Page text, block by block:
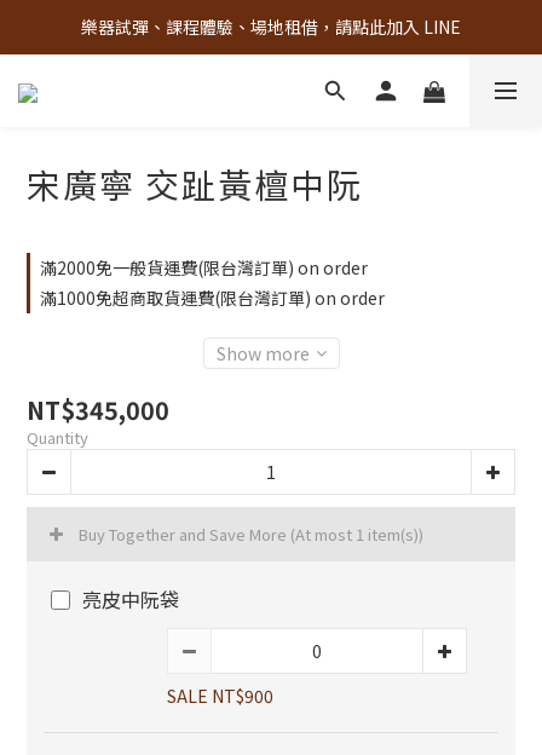
古亭門市 + 先進音樂教室週末假日皆有營業
樂器試彈、課程體驗、場地租借，請點此加入 LINE
古亭門市 + 先進音樂教室週末假日皆有營業
宋廣寧 交趾黃檀中阮
滿2000免一般貨運費(限台灣訂單) on order
滿1000免超商取貨運費(限台灣訂單) on order
Show more
NT$345,000
Quantity
Buy Together and Save More (At most 1 item(s))
亮皮中阮袋
SALE NT$900